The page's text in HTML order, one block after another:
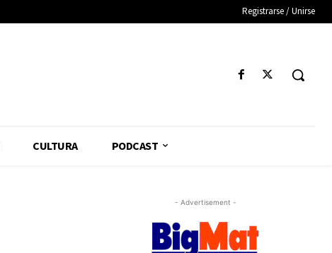
Registrarse / Unirse
CULTURA PODCAST
- Advertisement -